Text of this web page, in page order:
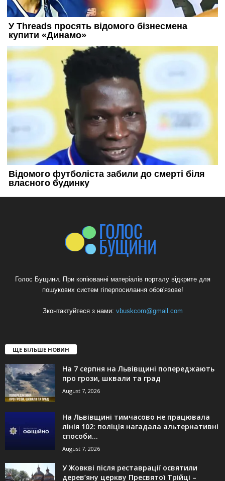
Голос Бущини. При копіюванні матеріалів порталу відкрите для
пошукових систем гіперпосилання обов'язове!
Зконтактуйтеся з нами: vbuskcom@gmail.com
ЩЕ БІЛЬШЕ НОВИН
На 7 серпня на Львівщині попереджають
про грози, шквали та град
August 7, 2026
На Львівщині тимчасово не працювала
лінія 102: поліція нагадала альтернативні
способи...
August 7, 2026
У Жовкві після реставрації освятили
дерев’яну церкву Пресвятої Трійці –